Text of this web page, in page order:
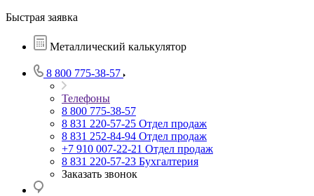
Быстрая заявка
Металлический калькулятор
8 800 775-38-57
Телефоны
8 800 775-38-57
8 831 220-57-25 Отдел продаж
8 831 252-84-94 Отдел продаж
+7 910 007-22-21 Отдел продаж
8 831 220-57-23 Бухгалтерия
Заказать звонок